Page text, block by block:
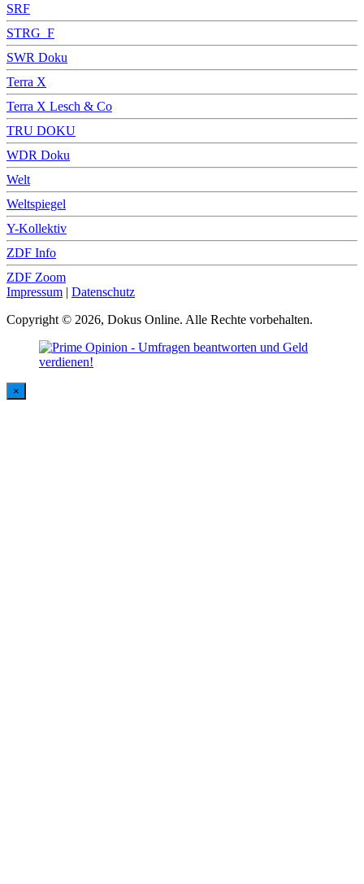
SRF
STRG_F
SWR Doku
Terra X
Terra X Lesch & Co
TRU DOKU
WDR Doku
Welt
Weltspiegel
Y-Kollektiv
ZDF Info
ZDF Zoom
Impressum | Datenschutz
Copyright © 2026, Dokus Online. Alle Rechte vorbehalten.
×